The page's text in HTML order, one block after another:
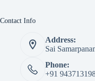
Contact Info
Address:
Sai
Phone:
+91